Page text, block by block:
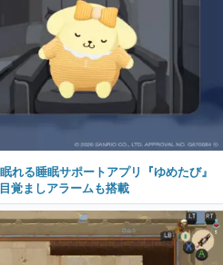
れる睡眠サポートアプリ『ゆめたび』
覚ましアラームも搭載